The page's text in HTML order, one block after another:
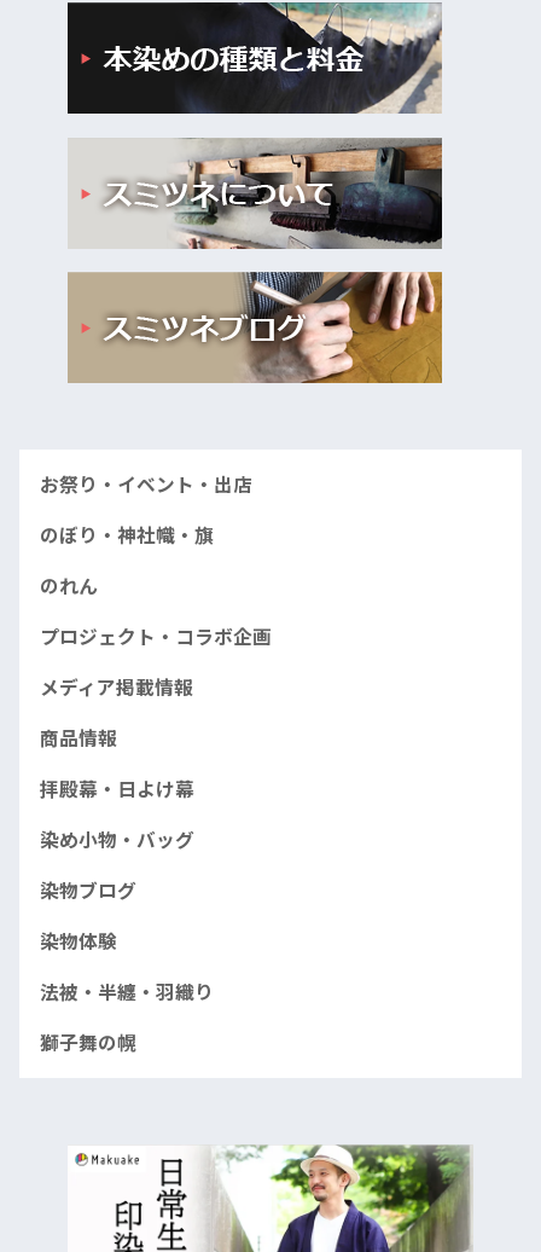
お祭り・イベント・出店
のぼり・神社幟・旗
のれん
プロジェクト・コラボ企画
メディア掲載情報
商品情報
拝殿幕・日よけ幕
染め小物・バッグ
染物ブログ
染物体験
法被・半纏・羽織り
獅子舞の幌